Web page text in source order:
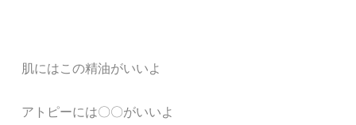
肌にはこの精油がいいよ
アトピーには〇〇がいいよ